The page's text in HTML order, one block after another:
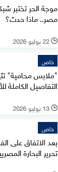
موجة الحر تختبر
مصر.. ماذا حدث؟
l 22 يوليو 2026
خاص
"ملابس محامية"
التفاصيل الكاملة
l 13 يوليو 2026
خاص
بعد الاتفاق على
تحرير البحارة